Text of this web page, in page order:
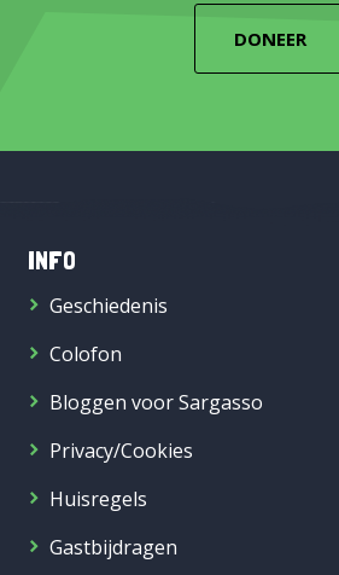
DONEER
INFO
Geschiedenis
Colofon
Bloggen voor Sargasso
Privacy/Cookies
Huisregels
Gastbijdragen